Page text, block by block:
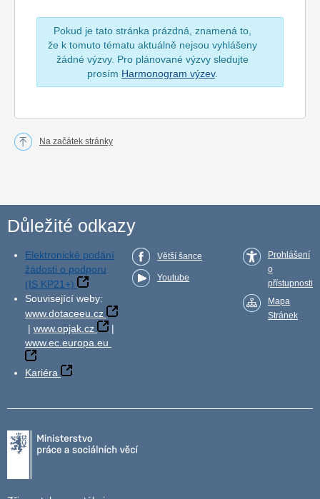
Pokud je tato stránka prázdná, znamená to,
že k tomuto tématu aktuálně nejsou vyhlášeny
žádné výzvy. Pro plánované výzvy sledujte
prosím Harmonogram výzev.
Na začátek stránky
Důležité odkazy
Elektronické podání
žádosti o podporu
(IS KP21+)
Související weby:
www.dotaceeu.cz
| www.opjak.cz
|
www.ec.europa.eu
Kariéra
Větší šance
Youtube
Prohlášení
o
přístupnosti
Mapa
Stránek